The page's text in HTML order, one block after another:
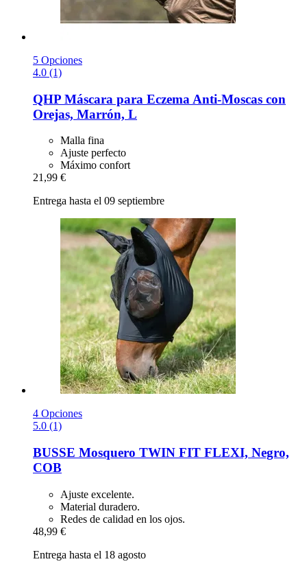
5 Opciones
4.0 (1)
QHP Máscara para Eczema Anti-​Moscas con
Orejas, Marrón, L
Malla fina
Ajuste perfecto
Máximo confort
21,99 €
Entrega hasta el 09 septiembre
4 Opciones
5.0 (1)
BUSSE Mosquero TWIN FIT FLEXI, Negro,
COB
Ajuste excelente.
Material duradero.
Redes de calidad en los ojos.
48,99 €
Entrega hasta el 18 agosto